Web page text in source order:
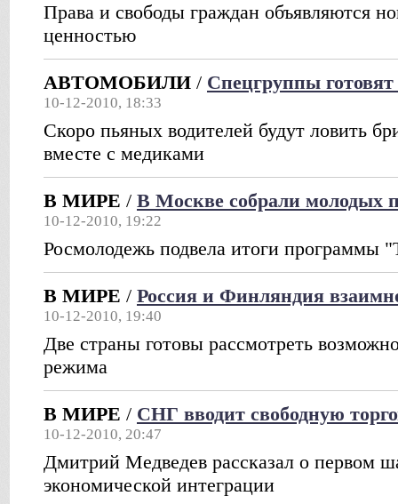
Права и свободы граждан объявляются
ценностью
АВТОМОБИЛИ / Спецгруппы
10-12-2010, 18:33
Скоро пьяных водителей будут ловить
вместе с медиками
В МИРЕ / В Москве собрали молодых
10-12-2010, 19:22
Росмолодежь подвела итоги программы
В МИРЕ / Россия и Финляндия
10-12-2010, 19:40
Две страны готовы рассмотреть
режима
В МИРЕ / СНГ вводит свободную
10-12-2010, 20:47
Дмитрий Медведев рассказал о первом
экономической интеграции